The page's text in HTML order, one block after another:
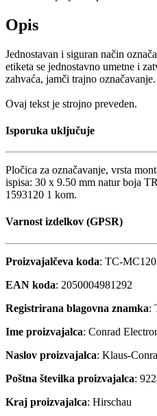
Opis
Jednostavan i siguran način
etiketa se jednostavno umetne i
zahvaća, jamči trajno označavanje.
Ovaj tekst je strojno preveden.
Isporuka uključuje
Pločica za označavanje, vrsta
ispisa: 30 x 9.50 mm natur boja
1593120 1 kom.
Varnost izdelkov (GPSR)
Proizvajalčeva koda: TC-
EAN koda: 2050004981292
Registrirana blagovna znamka:
Ime proizvajalca: Conrad
Naslov proizvajalca: Klaus-
Poštna številka proizvajalca:
Kraj proizvajalca: Hirschau